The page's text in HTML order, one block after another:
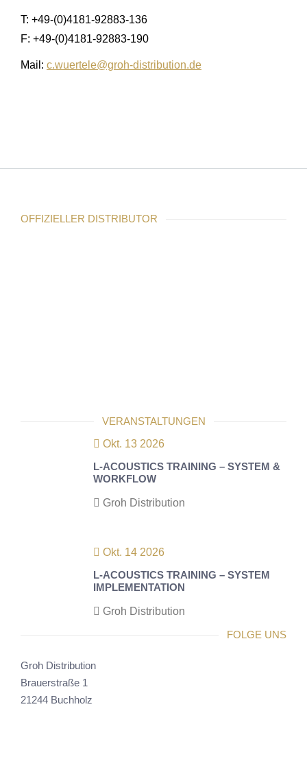
T: +49-(0)4181-92883-136
F: +49-(0)4181-92883-190
Mail: c.wuertele@groh-distribution.de
OFFIZIELLER DISTRIBUTOR
VERANSTALTUNGEN
Okt. 13 2026
L-ACOUSTICS TRAINING – SYSTEM &
WORKFLOW
Groh Distribution
Okt. 14 2026
L-ACOUSTICS TRAINING – SYSTEM
IMPLEMENTATION
Groh Distribution
FOLGE UNS
Groh Distribution
Brauerstraße 1
21244 Buchholz